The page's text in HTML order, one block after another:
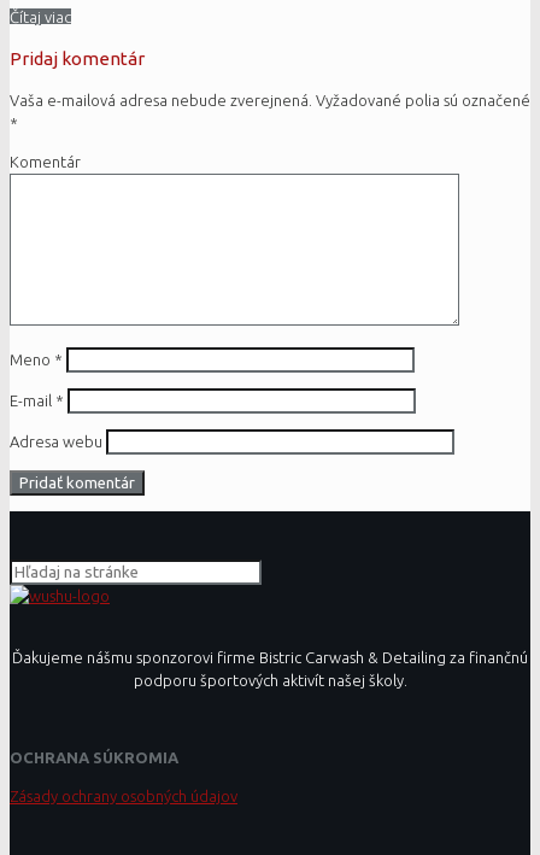
Čítaj viac
Pridaj komentár
Vaša e-mailová adresa nebude zverejnená. Vyžadované polia sú označené
*
Komentár
Meno *
E-mail *
Adresa webu
Ďakujeme nášmu sponzorovi firme Bistric Carwash & Detailing za finančnú
podporu športových aktivít našej školy.
OCHRANA SÚKROMIA
Zásady ochrany osobných údajov